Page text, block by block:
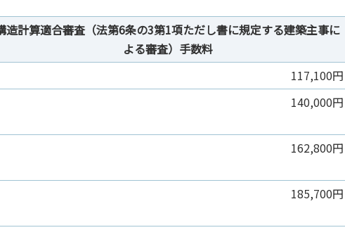
造計算適合審査（法第6条の3第1項ただし書に規定する建築主事に
よる審査）手数料
117,100円
140,000円
162,800円
185,700円